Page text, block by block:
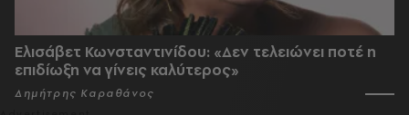
Ελισάβετ Κωνσταντινίδου: «Δεν τελειώνει ποτέ η
επιδίωξη να γίνεις καλύτερος»
Δημήτρης Καραθάνος